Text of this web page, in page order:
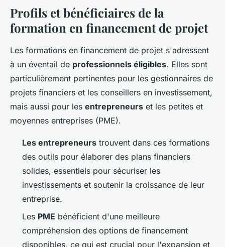
Profils et bénéficiaires de la
formation en financement de projet
Les formations en financement de projet s'adressent
à un éventail de professionnels éligibles. Elles sont
particulièrement pertinentes pour les gestionnaires de
projets financiers et les conseillers en investissement,
mais aussi pour les entrepreneurs et les petites et
moyennes entreprises (PME).
Les entrepreneurs trouvent dans ces formations
des outils pour élaborer des plans financiers
solides, essentiels pour sécuriser les
investissements et soutenir la croissance de leur
entreprise.
Les PME bénéficient d'une meilleure
compréhension des options de financement
disponibles, ce qui est crucial pour l'expansion et